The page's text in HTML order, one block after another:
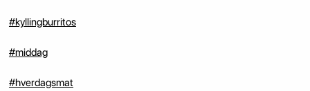
#kyllingburritos
#middag
#hverdagsmat